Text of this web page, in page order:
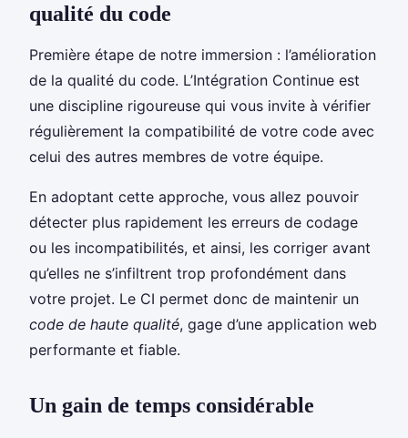
qualité du code
Première étape de notre immersion : l’amélioration
de la qualité du code. L’Intégration Continue est
une discipline rigoureuse qui vous invite à vérifier
régulièrement la compatibilité de votre code avec
celui des autres membres de votre équipe.
En adoptant cette approche, vous allez pouvoir
détecter plus rapidement les erreurs de codage
ou les incompatibilités, et ainsi, les corriger avant
qu’elles ne s’infiltrent trop profondément dans
votre projet. Le CI permet donc de maintenir un
code de haute qualité, gage d’une application web
performante et fiable.
Un gain de temps considérable